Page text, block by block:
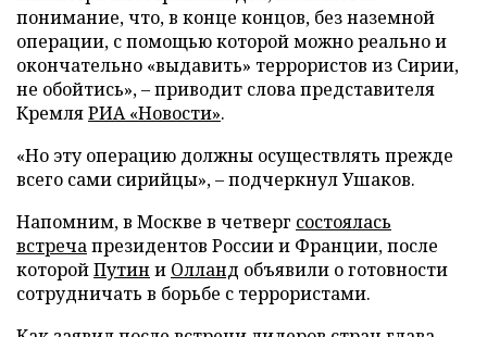
понимание, что, в конце концов, без наземной
операции, с помощью которой можно реально и
окончательно «выдавить» террористов из Сирии,
не обойтись», – приводит слова представителя
КремляРИА «Новости».
«Но эту операцию должны осуществлять прежде
всего сами сирийцы», – подчеркнул Ушаков.
Напомним, в Москве в четверг состоялась
встречапрезидентов России и Франции, после
которойПутин и Олланд объявили о готовности
сотрудничать в борьбе с террористами.